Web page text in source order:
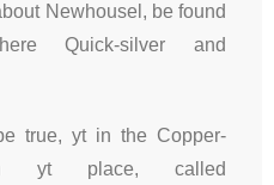
Newhousel, be found
Quick-silver and
true, yt in the Copper-
yt place, called